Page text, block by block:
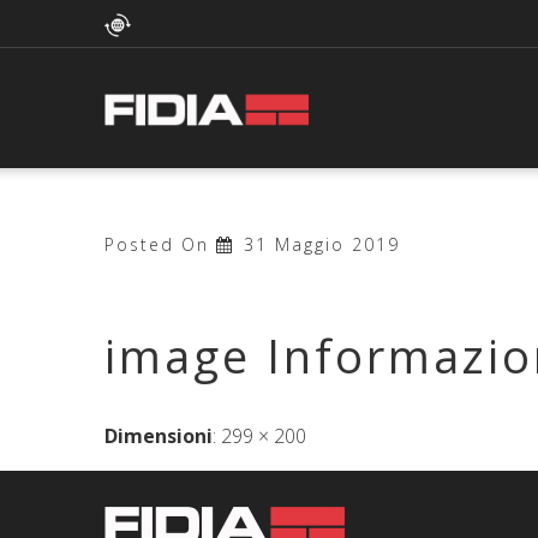
Posted On 31 Maggio 2019
image
Dimensioni: 299 × 200